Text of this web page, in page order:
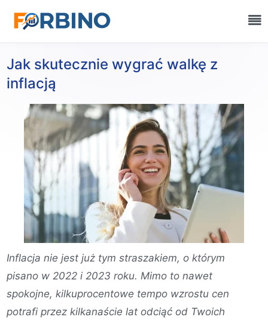
Jak skutecznie wygrać walkę z
inflacją
Inflacja nie jest już tym straszakiem, o którym
pisano w 2022 i 2023 roku. Mimo to nawet
spokojne, kilkuprocentowe tempo wzrostu cen
potrafi przez kilkanaście lat odciąć od Twoich